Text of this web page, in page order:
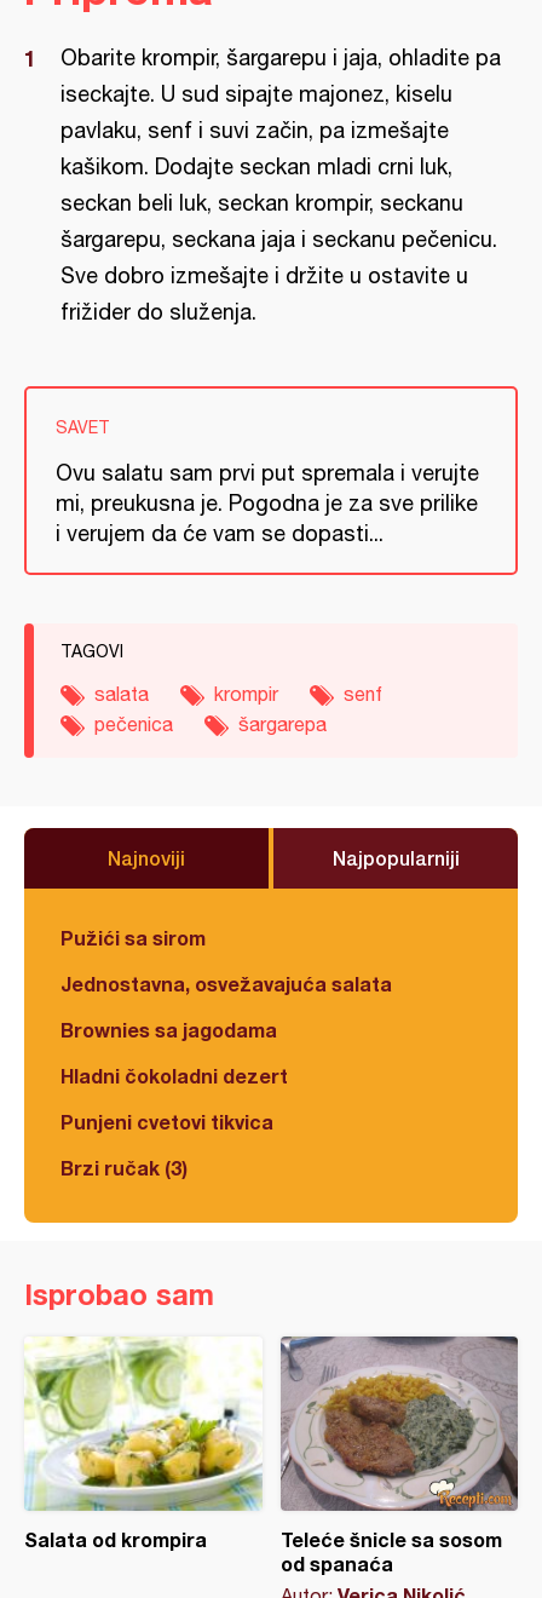
Obarite krompir, šargarepu i jaja, ohladite pa
iseckajte. U sud sipajte majonez, kiselu
pavlaku, senf i suvi začin, pa izmešajte
kašikom. Dodajte seckan mladi crni luk,
seckan beli luk, seckan krompir, seckanu
šargarepu, seckana jaja i seckanu pečenicu.
Sve dobro izmešajte i držite u ostavite u
frižider do služenja.
SAVET
Ovu salatu sam prvi put spremala i verujte
mi, preukusna je. Pogodna je za sve prilike
i verujem da će vam se dopasti...
TAGOVI
salata krompir
senf
pečenica
šargarepa
Najnoviji Najpopularniji
Pužići sa sirom
Jednostavna, osvežavajuća salata
Brownies sa jagodama
Hladni čokoladni dezert
Punjeni cvetovi tikvica
Brzi ručak (3)
Isprobao sam
Salata od krompira
Teleće šnicle sa sosom
od spanaća